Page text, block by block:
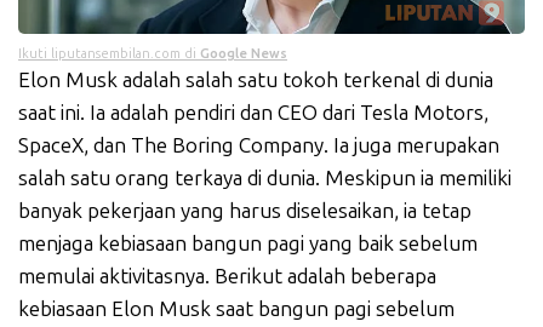
Ikuti liputansembilan.com di Google News
Elon Musk adalah salah satu tokoh terkenal di dunia
saat ini. Ia adalah pendiri dan CEO dari Tesla Motors,
SpaceX, dan The Boring Company. Ia juga merupakan
salah satu orang terkaya di dunia. Meskipun ia memiliki
banyak pekerjaan yang harus diselesaikan, ia tetap
menjaga kebiasaan bangun pagi yang baik sebelum
memulai aktivitasnya. Berikut adalah beberapa
kebiasaan Elon Musk saat bangun pagi sebelum